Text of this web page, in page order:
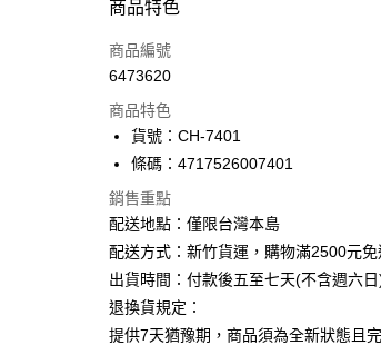
付款方式
信用卡一次付款
街口支付
悠遊付
ATM付款
運送方式
下單前請先詢問庫存
商品特色
商品編號
6473620
商品特色
貨號：CH-7401
條碼：4717526007401
銷售重點
配送地點：僅限台灣本島
配送方式：新竹貨運，購物滿2500元
出貨時間：付款後五至七天(不含週六日
退換貨規定：
提供7天猶豫期，商品須為全新狀態且